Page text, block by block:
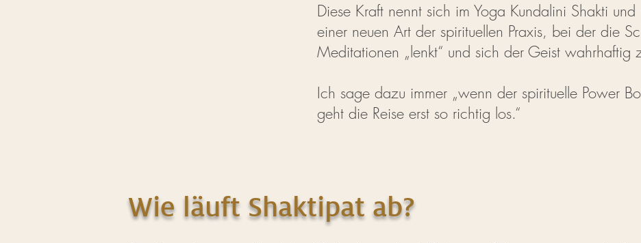
Diese Kraft nennt sich im Yoga Kundalini Shakti
einer neuen Art der spirituellen Praxis, bei der die
Meditationen „lenkt“ und sich der Geist wahrhaftig
Ich sage dazu immer „wenn der spirituelle Power
geht die Reise erst so richtig los.“
Wie läuft Shaktipat ab?